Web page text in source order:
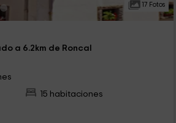
17 Fotos
a 6.2km de Roncal
15 habitaciones